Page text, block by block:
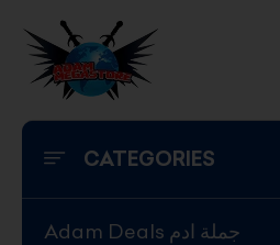
content
CATEGORIES
Adam Deals جملة ادم